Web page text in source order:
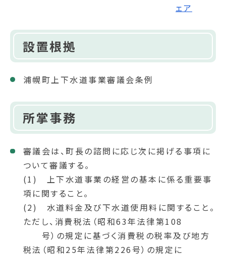
設置根拠
浦幌町上下水道事業審議会条例
所掌事務
審議会は、町長の諮問に応じ次に掲げる事項に
ついて審議する。
(1) 上下水道事業の経営の基本に係る重要事
項に関すること。
(2) 水道料金及び下水道使用料に関すること。
ただし、消費税法（昭和63年法律第108
号）の規定に基づく消費税の税率及び地方
税法（昭和25年法律第226号）の規定に